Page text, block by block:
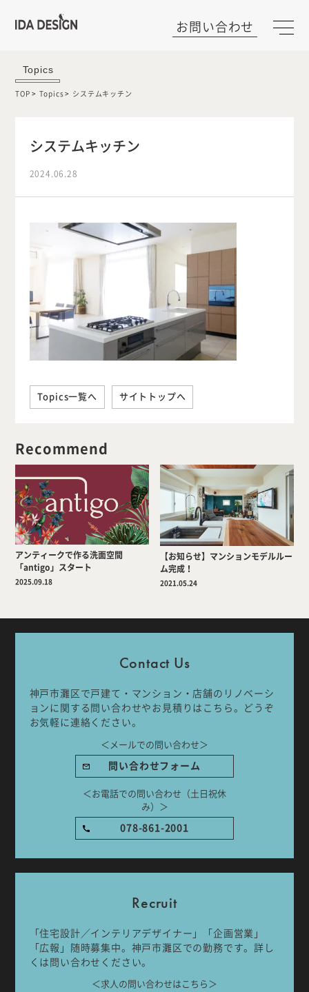
お問い合わせ
Topics
TOP Topics システムキッチン
システムキッチン
2024.06.28
Topics一覧へ サイトトップへ
Recommend
アンティークで作る洗面空間
「antigo」スタート
2025.09.18
【お知らせ】マンションモデルルー
ム完成！
2021.05.24
Contact Us
神戸市灘区で戸建て・マンション・店舗のリノベーシ
ョンに関する問い合わせやお見積りはこちら。どうぞ
お気軽に連絡ください。
＜メールでの問い合わせ＞
問い合わせフォーム
＜お電話での問い合わせ（土日祝休
み）＞
078-861-2001
Recruit
「住宅設計／インテリアデザイナー」「企画営業」
「広報」随時募集中。神戸市灘区での勤務です。詳し
くは問い合わせください。
＜求人の問い合わせはこちら＞
Works
Team
Recruit
Room Tour
ご相談はこちらから